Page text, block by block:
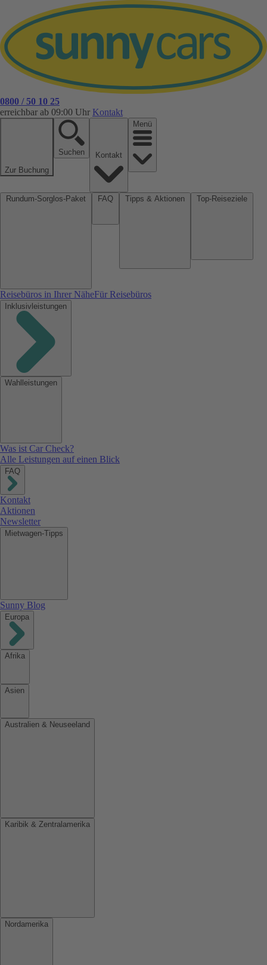
0800 / 50 10 25
erreichbar ab 09:00 Uhr Kontakt
Zur Buchung
Suchen
Menü
Reisebüros in Ihrer NäheFür Reisebüros
Inklusivleistungen
Wahlleistungen
Was ist Car Check?
Alle Leistungen auf einen Blick
FAQ
Kontakt
Aktionen
Newsletter
Mietwagen-Tipps
Sunny Blog
Europa
Afrika
Asien
Australien & Neuseeland
Karibik & Zentralamerika
Nordamerika